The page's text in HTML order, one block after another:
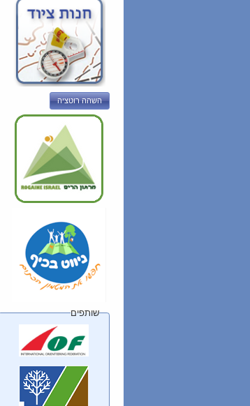
השהה רוטציה
שותפים